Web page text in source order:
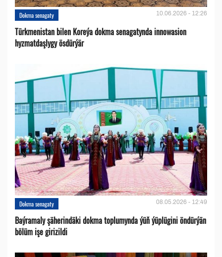
Dokma senagaty 10.06.2026 - 12:26
Türkmenistan bilen Koreýa dokma senagatynda innowasion
hyzmatdaşlygy ösdürýär
Dokma senagaty 08.05.2026 - 12:49
Baýramaly şäherindäki dokma toplumynda ýüň ýüplügini öndürýän
bölüm işe girizildi